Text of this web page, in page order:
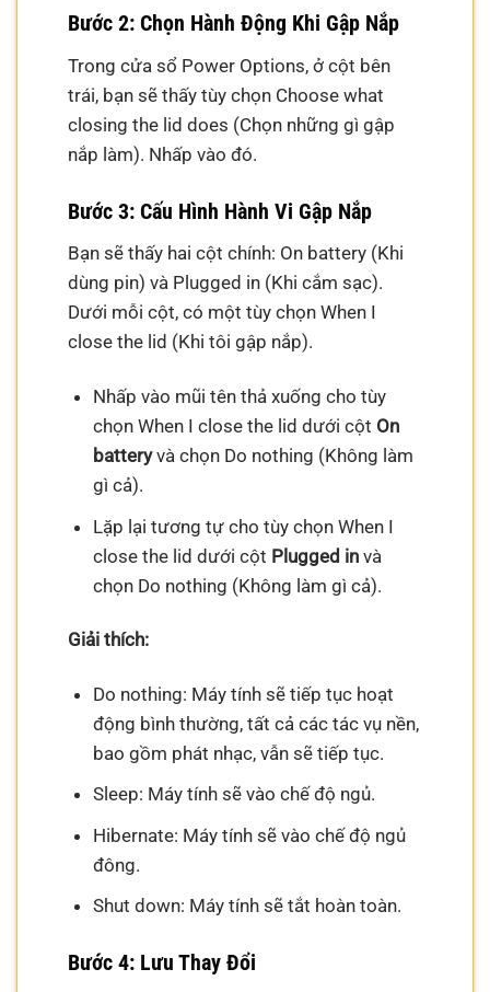
Bước 2: Chọn Hành Động Khi Gập Nắp
Trong cửa sổ Power Options, ở cột bên
trái, bạn sẽ thấy tùy chọn Choose what
closing the lid does (Chọn những gì gập
nắp làm). Nhấp vào đó.
Bước 3: Cấu Hình Hành Vi Gập Nắp
Bạn sẽ thấy hai cột chính: On battery (Khi
dùng pin) và Plugged in (Khi cắm sạc).
Dưới mỗi cột, có một tùy chọn When I
close the lid (Khi tôi gập nắp).
Nhấp vào mũi tên thả xuống cho tùy
chọn When I close the lid dưới cột On
batteryvà chọn Do nothing (Không làm
gì cả).
Lặp lại tương tự cho tùy chọn When I
close the lid dưới cột Plugged invà
chọn Do nothing (Không làm gì cả).
Giải thích:
Do nothing: Máy tính sẽ tiếp tục hoạt
động bình thường, tất cả các tác vụ nền,
bao gồm phát nhạc, vẫn sẽ tiếp tục.
Sleep: Máy tính sẽ vào chế độ ngủ.
Hibernate: Máy tính sẽ vào chế độ ngủ
đông.
Shut down: Máy tính sẽ tắt hoàn toàn.
Bước 4: Lưu Thay Đổi